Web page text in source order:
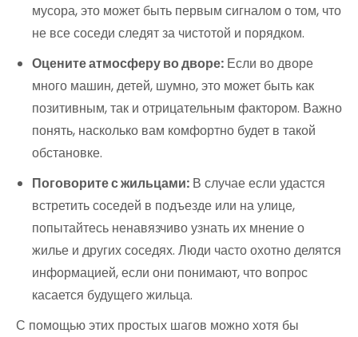
мусора, это может быть первым сигналом о том, что
не все соседи следят за чистотой и порядком.
Оцените атмосферу во дворе: Если во дворе
много машин, детей, шумно, это может быть как
позитивным, так и отрицательным фактором. Важно
понять, насколько вам комфортно будет в такой
обстановке.
Поговорите с жильцами: В случае если удастся
встретить соседей в подъезде или на улице,
попытайтесь ненавязчиво узнать их мнение о
жилье и других соседях. Люди часто охотно делятся
информацией, если они понимают, что вопрос
касается будущего жильца.
С помощью этих простых шагов можно хотя бы